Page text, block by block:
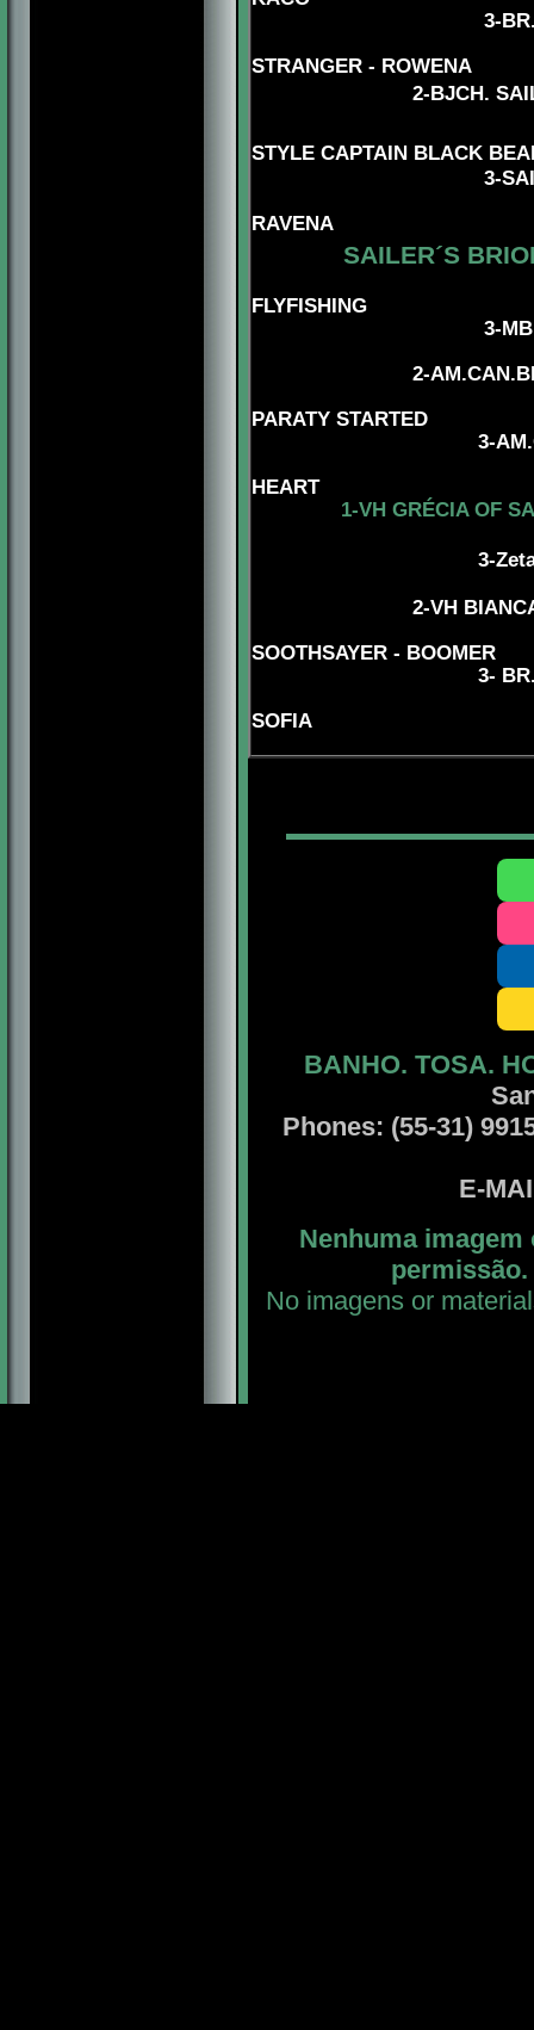
3-
STRANGER - ROWENA
2-BJCH.
STYLE CAPTAIN BLACK
3-
RAVENA
SAILER´S
FLYFISHING
3-
2-
PARATY STARTED
3-
HEART
1-VH GRÉCIA OF
3-Zeta Br
2-VH
SOOTHSAYER - BOOMER
3-
SOFIA
BANHO. TOSA.
Phones: (55-31)
E-
Nenhuma
No imagens or